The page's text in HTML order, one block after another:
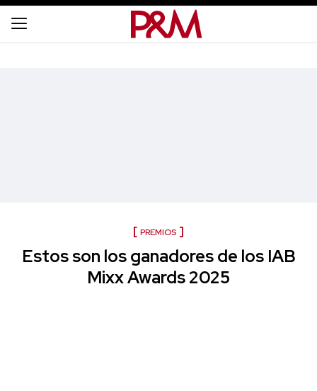
PREMIOS
Estos son los ganadores de los IAB
Mixx Awards 2025